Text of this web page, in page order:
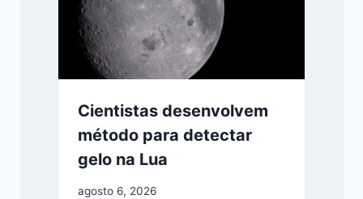
Cientistas desenvolvem
método para detectar
gelo na Lua
agosto 6, 2026